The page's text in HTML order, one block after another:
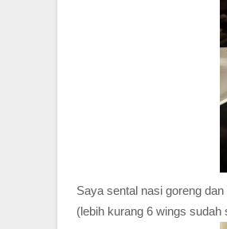
Saya sental nasi goreng
(lebih kurang 6 wings sudah